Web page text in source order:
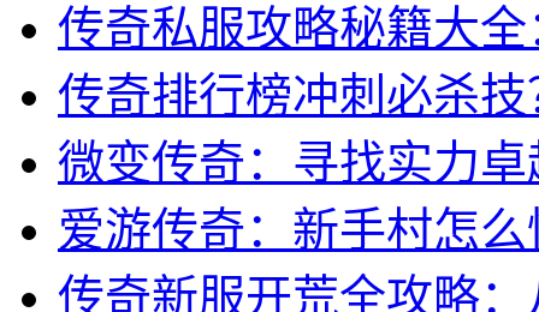
传奇私服攻略秘籍大
传奇排行榜冲刺必杀
微变传奇：寻找实力
爱游传奇：新手村怎
传奇新服开荒全攻略